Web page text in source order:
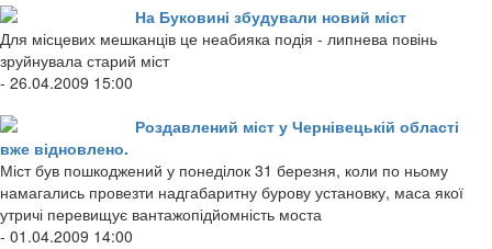
На Буковині збудували новий міст
Для місцевих мешканців це неабияка подія - липнева повінь
зруйнувала старий міст
- 26.04.2009 15:00
Роздавлений міст у Чернівецькій області
вже відновлено.
Міст був пошкоджений у понеділок 31 березня, коли по ньому
намагались провезти надгабаритну бурову установку, маса якої
утричі перевищує вантажопідйомність моста
- 01.04.2009 14:00